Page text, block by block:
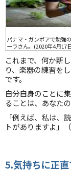
パナマ・ガンボアで勉強
ーラさん。(2020年4月17
これまで、何か新
り、楽器の練習を
です。
自分自身のことに
ることは、あなた
「例えば、私は、
トがありますよ」
5.気持ちに正